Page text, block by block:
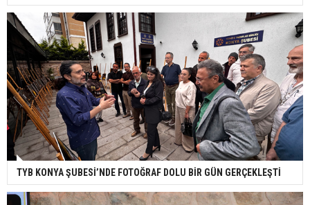
TYB KONYA ŞUBESİ’NDE FOTOĞRAF DOLU BİR GÜN GERÇEKLEŞTİ